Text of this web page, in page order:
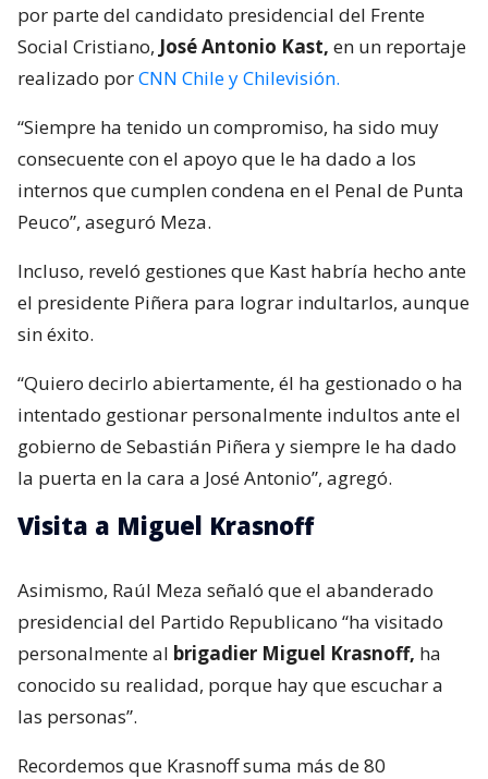
por parte del candidato presidencial del Frente
Social Cristiano, José Antonio Kast, en un reportaje
realizado porCNN Chile y Chilevisión.
“Siempre ha tenido un compromiso, ha sido muy
consecuente con el apoyo que le ha dado a los
internos que cumplen condena en el Penal de Punta
Peuco”, aseguró Meza.
Incluso, reveló gestiones que Kast habría hecho ante
el presidente Piñera para lograr indultarlos, aunque
sin éxito.
“Quiero decirlo abiertamente, él ha gestionado o ha
intentado gestionar personalmente indultos ante el
gobierno de Sebastián Piñera y siempre le ha dado
la puerta en la cara a José Antonio”, agregó.
Visita a Miguel Krasnoff
Asimismo, Raúl Meza señaló que el abanderado
presidencial del Partido Republicano “ha visitado
personalmente al brigadier Miguel Krasnoff, ha
conocido su realidad, porque hay que escuchar a
las personas”.
Recordemos que Krasnoff suma más de 80